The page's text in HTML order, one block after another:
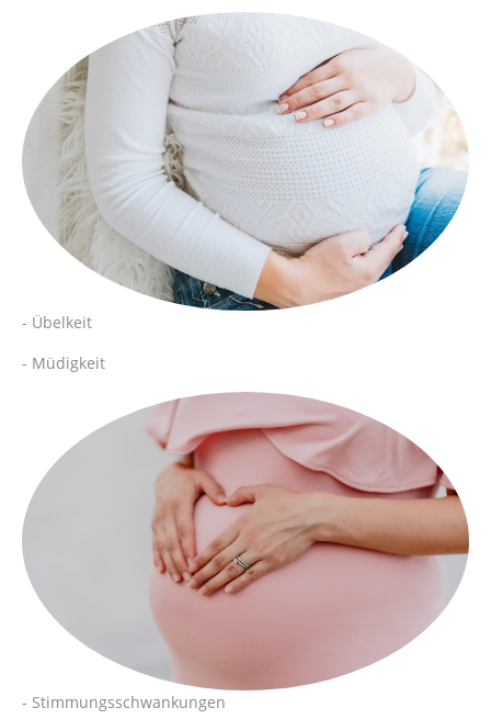
- Übelkeit
- Müdigkeit
- Stimmungsschwankungen